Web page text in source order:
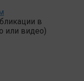
в
или видео)